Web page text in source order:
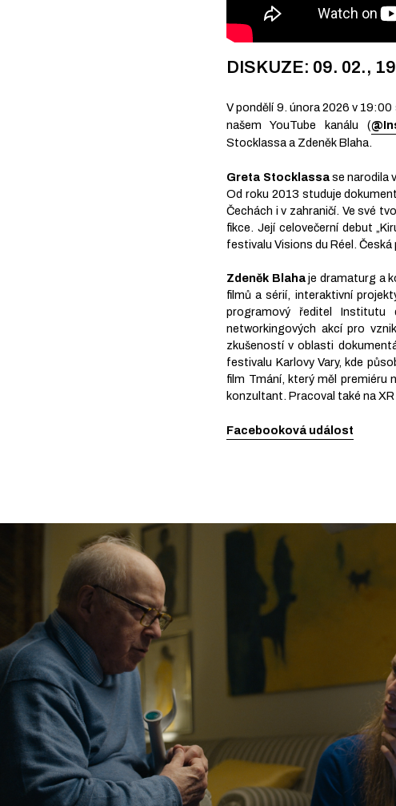
DISKUZE: 09. 02.,
V pondělí 9. února 2026 v
našem YouTube kanálu (
Stocklassa a Zdeněk Blaha.
Greta Stocklassase narodila
Od roku 2013 studuje
Čechách i v zahraničí. Ve své
fikce. Její celovečerní debut
festivalu Visions du Réel.
Zdeněk Blahaje dramaturg a
filmů a sérií, interaktivní
programový ředitel
networkingových akcí pro
zkušeností v oblasti
festivalu Karlovy Vary, kde
film Tmání, který měl premiéru
konzultant. Pracoval také na
Facebooková událost